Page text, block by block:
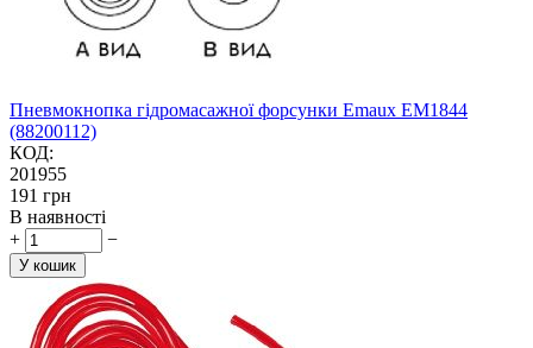
Пневмокнопка гідромасажної форсунки Emaux EM1844
(88200112)
КОД:
201955
‍191‍ грн
В наявності
+
−
У кошик